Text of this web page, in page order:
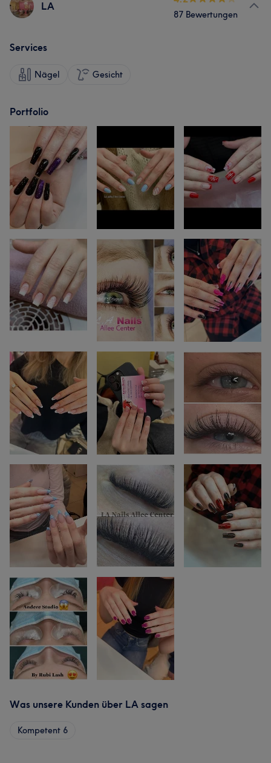
LA
87 Bewertungen
Services
Nägel Gesicht
Portfolio
Was unsere Kunden über LA sagen
Kompetent 6